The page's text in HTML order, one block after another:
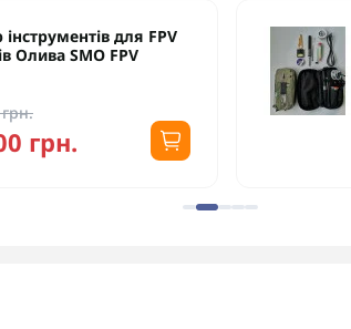
інструментів для FPV
Олива SMO FPV
грн.